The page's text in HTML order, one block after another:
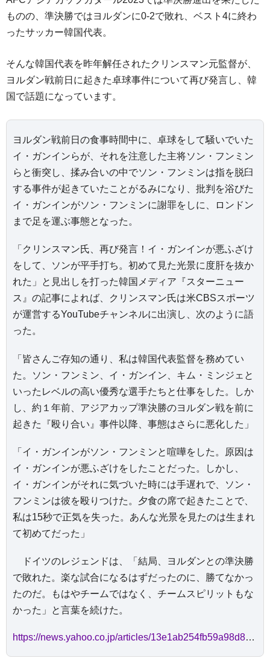
ものの、準決勝ではヨルダンに0-2で敗れ、ベスト4に終わ
ったサッカー韓国代表。
そんな韓国代表を昨年解任されたクリンスマン元監督が、
ヨルダン戦前日に起きた卓球事件について再び発言し、韓
国で話題になっています。
ヨルダン戦前日の食事時間中に、卓球をして騒いでいた
イ・ガンインらが、それを注意した主将ソン・フンミン
らと衝突し、揉み合いの中でソン・フンミンは指を脱臼
する事件が起きていたことがるみになり、批判を浴びた
イ・ガンインがソン・フンミンに謝罪をしに、ロンドン
まで足を運ぶ事態となった。
「クリンスマン氏、再び発言！イ・ガンインが悪ふざけ
をして、ソンが平手打ち。初めて見た光景に度肝を抜か
れた」と見出しを打った韓国メディア『スターニュー
ス』の記事によれば、クリンスマン氏は米CBSスポーツ
が運営するYouTubeチャンネルに出演し、次のように語
った。
「皆さんご存知の通り、私は韓国代表監督を務めてい
た。ソン・フンミン、イ・ガンイン、キム・ミンジェと
いったレベルの高い優秀な選手たちと仕事をした。しか
し、約１年前、アジアカップ準決勝のヨルダン戦を前に
起きた『殴り合い』事件以降、事態はさらに悪化した」
「イ・ガンインがソン・フンミンと喧嘩をした。原因は
イ・ガンインが悪ふざけをしたことだった。しかし、
イ・ガンインがそれに気づいた時には手遅れで、ソン・
フンミンは彼を殴りつけた。夕食の席で起きたことで、
私は15秒で正気を失った。あんな光景を見たのは生まれ
て初めてだった」
ドイツのレジェンドは、「結局、ヨルダンとの準決勝
で敗れた。楽な試合になるはずだったのに、勝てなかっ
たのだ。もはやチームではなく、チームスピリットもな
かった」と言葉を続けた。
https://news.yahoo.co.jp/articles/13e1ab254fb59a98d809f0c2817fef1440dbdf7b